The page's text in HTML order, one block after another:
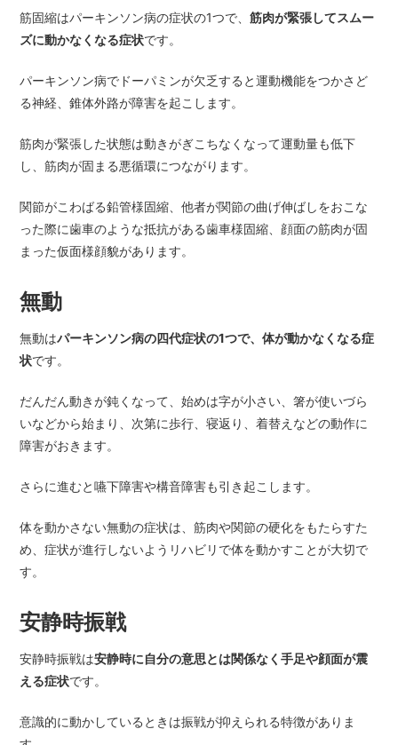
筋固縮はパーキンソン病の症状の1つで、筋肉が緊張してスムー
ズに動かなくなる症状です。
パーキンソン病でドーパミンが欠乏すると運動機能をつかさど
る神経、錐体外路が障害を起こします。
筋肉が緊張した状態は動きがぎこちなくなって運動量も低下
し、筋肉が固まる悪循環につながります。
関節がこわばる鉛管様固縮、他者が関節の曲げ伸ばしをおこな
った際に歯車のような抵抗がある歯車様固縮、顔面の筋肉が固
まった仮面様顔貌があります。
無動
無動はパーキンソン病の四代症状の1つで、体が動かなくなる症
状です。
だんだん動きが鈍くなって、始めは字が小さい、箸が使いづら
いなどから始まり、次第に歩行、寝返り、着替えなどの動作に
障害がおきます。
さらに進むと嚥下障害や構音障害も引き起こします。
体を動かさない無動の症状は、筋肉や関節の硬化をもたらすた
め、症状が進行しないようリハビリで体を動かすことが大切で
す。
安静時振戦
安静時振戦は安静時に自分の意思とは関係なく手足や顔面が震
える症状です。
意識的に動かしているときは振戦が抑えられる特徴がありま